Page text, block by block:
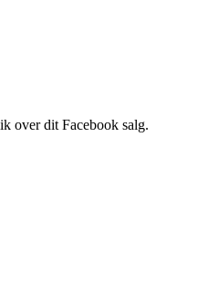
over dit Facebook salg.